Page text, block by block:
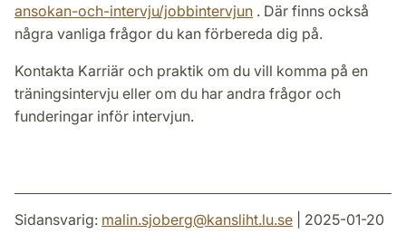
ansokan-och-intervju/jobbintervjun . Där finns också
några vanliga frågor du kan förbereda dig på.
Kontakta Karriär och praktik om du vill komma på en
träningsintervju eller om du har andra frågor och
funderingar inför intervjun.
Sidansvarig: malin.sjoberg@kansliht.lu.se | 2025-01-20